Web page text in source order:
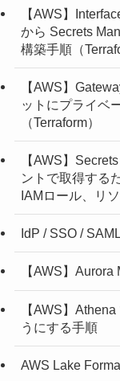
【AWS】
から Secrets
構築手順（
【AWS】
ットにプライベ
（Terraform）
【AWS】
ントで取得する
IAMロール、リ
IdP / SSO /
【AWS】
【AWS】
うにする手順
AWS Lake